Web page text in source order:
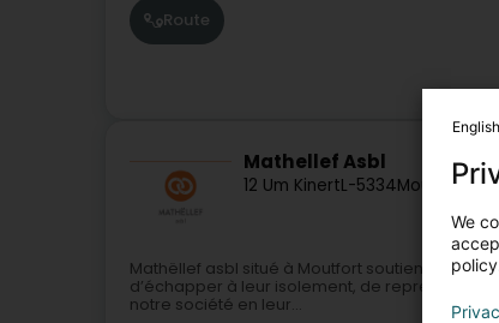
Route
Mathellef Asbl
12 Um KinertL-5334Moutfort
Mathëllef asbl situé à Moutfort soutient les
d’échapper à leur isolement, de reprendre
notre société en leur...
English
We